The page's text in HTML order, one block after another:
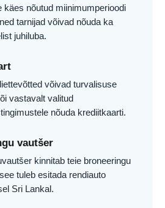
käes nõutud miinimumperioodi
tarnijad võivad nõuda ka
juhiluba.
võivad turvalisuse
vastavalt valitud
nõuda krediitkaarti.
vautšer
kinnitab teie broneeringu
tuleb esitada rendiauto
Sri Lankal.